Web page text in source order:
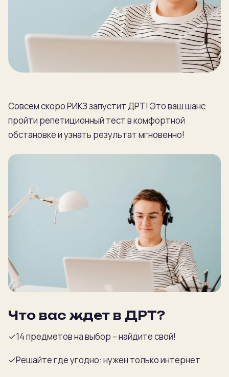
Совсем скоро РИКЗ запустит ДРТ! Это ваш шанс
пройти репетиционный тест в комфортной
обстановке и узнать результат мгновенно!
Что вас ждет в ДРТ?
✓14 предметов на выбор – найдите свой!
✓Решайте где угодно: нужен только интернет